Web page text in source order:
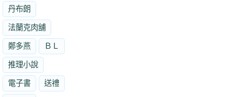
丹布朗
法蘭克肉舖
鄭多燕 ＢＬ
推理小說
電子書 送禮